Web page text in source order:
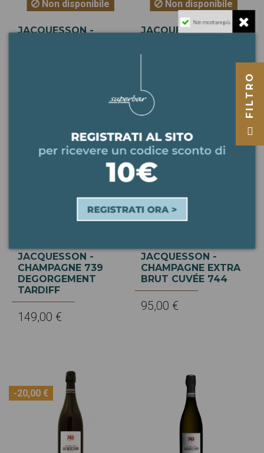
Non disponibile
JACQUESSON -
Non disponibile
JACQUESSON -
BRUT CUVÉE 745
JACQUESSON -
CHAMPAGNE 739
DEGORGEMENT
TARDIFF
149,00 €
JACQUESSON -
CHAMPAGNE EXTRA
BRUT CUVÉE 744
95,00 €
-20,00 €
Non mostrare più
FILTRO